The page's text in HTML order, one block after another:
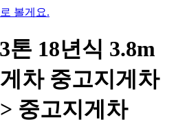
볼게요.
톤 18년식 3.8m
차 중고지게차
중고지게차